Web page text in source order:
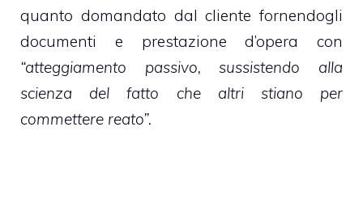
quanto domandato dal cliente fornendogli
documenti e prestazione d’opera con
“atteggiamento passivo, sussistendo alla
scienza del fatto che altri stiano per
commettere reato”.